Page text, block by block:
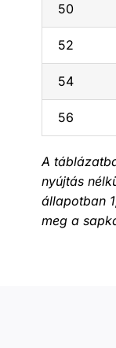
50
52
54
56
A
nyújtás
állapotban
meg a